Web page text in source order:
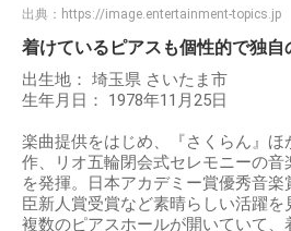
出典： https://image.entertainment-topics.jp
着けているピアスも個性的で独
出生地： 埼玉県 さいたま市
生年月日： 1978年11月25日
楽曲提供をはじめ、『さくらん』ほ
作、リオ五輪閉会式セレモニーの
を発揮。日本アカデミー賞優秀音
臣新人賞受賞など素晴らしい活躍を
複数のピアスホールが開いていて